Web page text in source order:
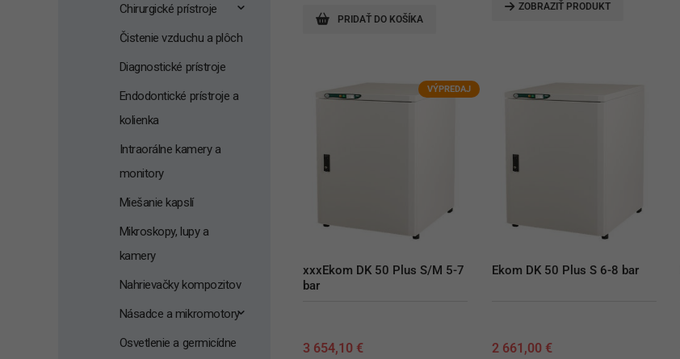
PRIDAŤ DO KOŠÍKA
ZOBRAZIŤ PRODUKT
VÝPREDAJ
xxxEkom DK 50 Plus S/M 5-7
bar
3 654,10 €
Ekom DK 50 Plus S 6-8 bar
2 661,00 €
Chirurgické prístroje
Čistenie vzduchu a plôch
Diagnostické prístroje
Endodontické prístroje a
kolienka
Intraorálne kamery a
monitory
Miešanie kapslí
Mikroskopy, lupy a
kamery
Nahrievačky kompozitov
Násadce a mikromotory
Osvetlenie a germicídne